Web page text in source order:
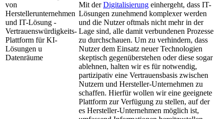
Mit derDigitalisierung einhergeht, dass IT-
Lösungen zunehmend komplexer werden
und die Nutzer oftmals nicht mehr in der
Lage sind, alle damit verbundenen Prozesse
zu durchschauen. Um zu verhindern, dass
Nutzer dem Einsatz neuer Technologien
skeptisch gegenüberstehen oder diese sogar
ablehnen, halten wir es für notwendig,
partizipativ eine Vertrauensbasis zwischen
Nutzern und Hersteller-Unternehmen zu
schaffen. Hierfür wollen wir eine geeignete
Plattform zur Verfügung zu stellen, auf der
es Hersteller-Unternehmen möglich ist,